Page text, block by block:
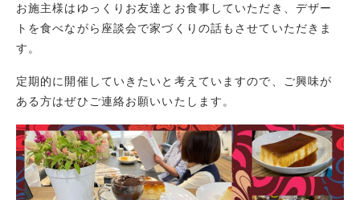
お施主様はゆっくりお友達とお食事していただき、デザー
トを食べながら座談会で家づくりの話もさせていただきま
す。
定期的に開催していきたいと考えていますので、ご興味が
ある方はぜひご連絡お願いいたします。